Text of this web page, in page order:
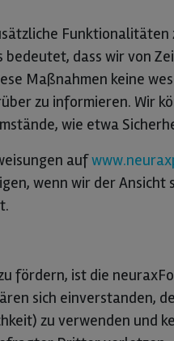
dass wir von
Maßnahmen keine
zu informieren. Wir
wie etwa
auf
wenn wir der Ansicht
fördern, ist die
sich einverstanden,
zu verwenden und